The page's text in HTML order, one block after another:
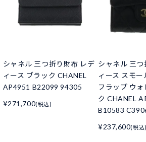
シャネル 三つ折り財布 レデ
ィース ブラック CHANEL
AP4951 B22099 94305
¥271,700(税込)
シャネル 三
ィース スモー
フラップ ウ
ク CHANEL
B10583
¥237,600(税込)